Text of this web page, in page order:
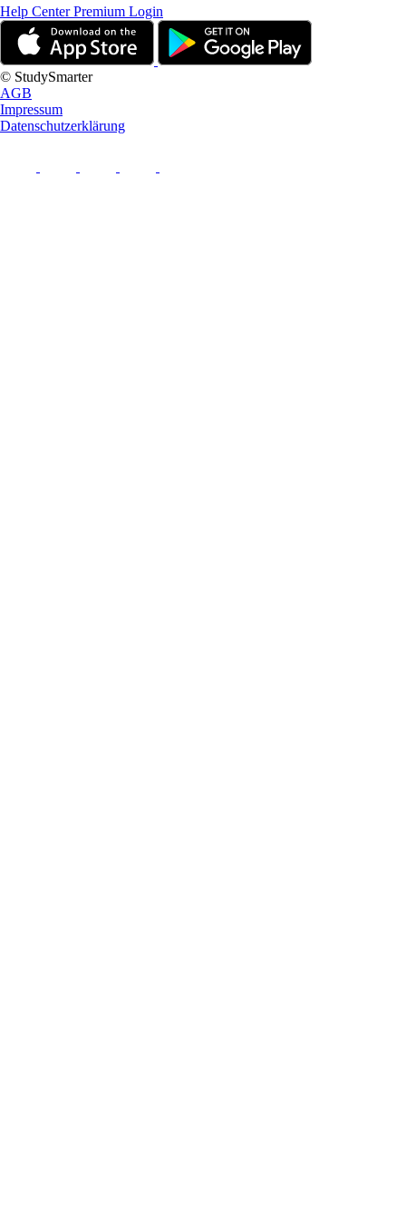
Help CenterPremium Login
© StudySmarter
AGB
Impressum
Datenschutzerklärung